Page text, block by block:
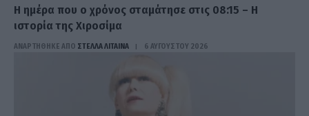
Η ημέρα που ο χρόνος σταμάτησε στις 08:15 – Η
ιστορία της Χιροσίμα
ΑΝΑΡΤΗΘΗΚΕ ΑΠΟ ΣΤΈΛΛΑ ΛΊΤΑΙΝΑ 6 ΑΥΓΟΎΣΤΟΥ 2026